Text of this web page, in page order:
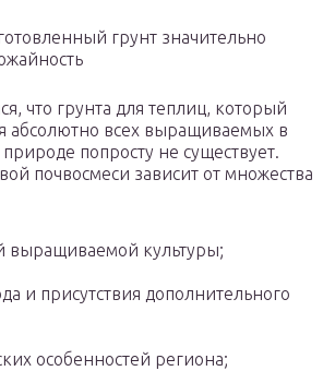
грунт значительно
что грунта для теплиц, который
абсолютно всех выращиваемых в
попросту не существует.
почвосмеси зависит от множества
выращиваемой культуры;
и присутствия дополнительного
особенностей региона;